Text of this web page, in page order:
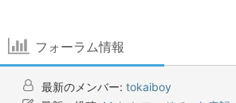
フォーラム情報
最新のメンバー: tokaiboy